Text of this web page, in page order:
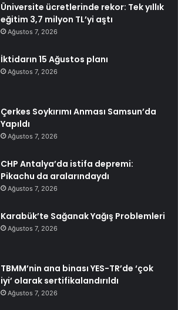
Üniversite ücretlerinde rekor: Tek yıllık
eğitim 3,7 milyon TL’yi aştı
Ağustos 7, 2026
İktidarın 15 Ağustos planı
Ağustos 7, 2026
Çerkes Soykırımı Anması Samsun’da
Yapıldı
Ağustos 7, 2026
CHP Antalya’da istifa depremi:
Pikachu da aralarındaydı
Ağustos 7, 2026
Karabük’te Sağanak Yağış Problemleri
Ağustos 7, 2026
TBMM’nin ana binası YES-TR’de ‘çok
iyi’ olarak sertifikalandırıldı
Ağustos 7, 2026